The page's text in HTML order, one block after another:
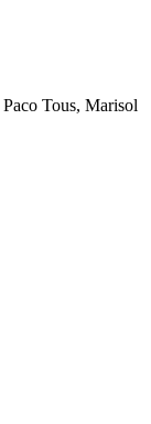
Tous, Marisol